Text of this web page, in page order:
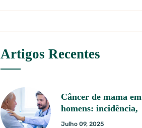
Artigos Recentes
Câncer de mama em
homens: incidência,
Julho 09, 2025